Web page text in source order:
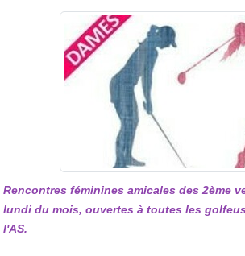
Rencontres féminines amicales des 2ème
lundi du mois, ouvertes à toutes les
l'AS.